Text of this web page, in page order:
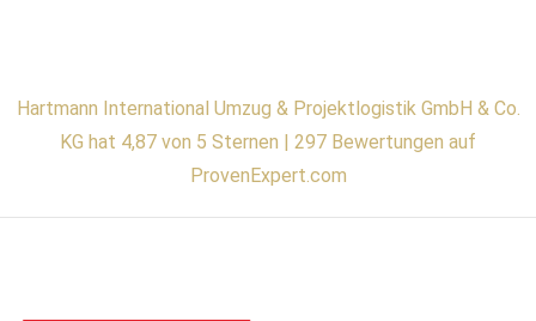
Hartmann International Umzug & Projektlogistik GmbH & Co.
KG hat 4,87 von 5 Sternen | 297 Bewertungen auf
ProvenExpert.com